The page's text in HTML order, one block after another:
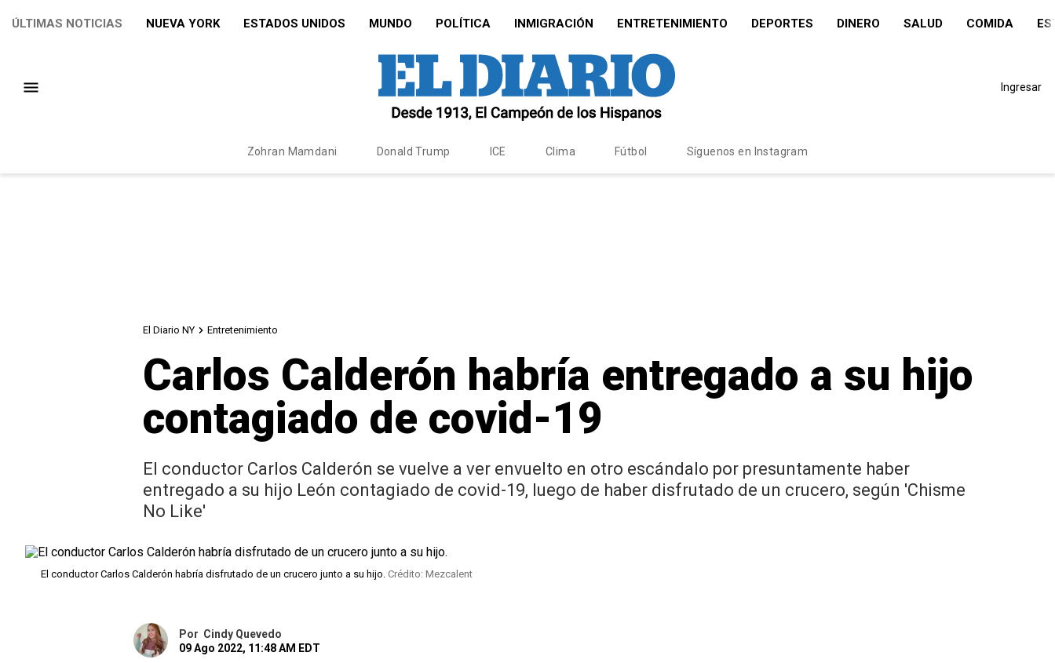
ÚLTIMAS NOTICIAS NUEVA YORK ESTADOS UNIDOS MUNDO POLÍTICA INMIGRACIÓN ENTRETENIMIENTO DEPORTES DINERO SALUD COMIDA
Ingresar
Zohran Mamdani Donald Trump ICE Clima Fútbol Síguenos en Instagram
El Diario NY Entretenimiento
Carlos Calderón habría entregado a su hijo
contagiado de covid-19
El conductor Carlos Calderón se vuelve a ver envuelto en otro escándalo por presuntamente haber
entregado a su hijo León contagiado de covid-19, luego de haber disfrutado de un crucero, según 'Chisme
No Like'
El conductor Carlos Calderón habría disfrutado de un crucero junto a su hijo. Crédito: Mezcalent
Por Cindy Quevedo
09 Ago 2022, 11:48 AM EDT